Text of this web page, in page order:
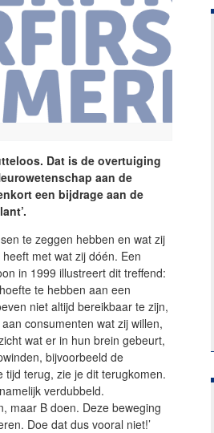
Dat is de overtuiging
aan de
een bijdrage aan de
te zeggen hebben en wat zij
met wat zij dóén. Een
in 1999 illustreert dit treffend:
te hebben aan een
niet altijd bereikbaar te zijn,
consumenten wat zij willen,
wat er in hun brein gebeurt,
bijvoorbeeld de
terug, zie je dit terugkomen.
verdubbeld.
maar B doen. Deze beweging
Doe dat dus vooral niet!’